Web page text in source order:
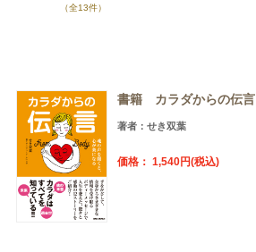
（全13件）
書籍 カラダからの伝言
著者：せき双葉
価格： 1,540円(税込)